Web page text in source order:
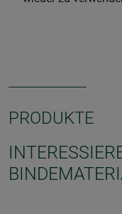
PRODUKTE